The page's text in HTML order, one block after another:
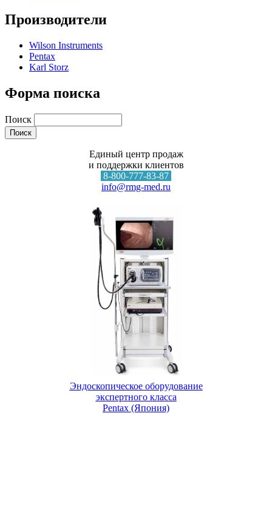
Производители
Wilson Instruments
Pentax
Karl Storz
Форма поиска
Поиск
Единый центр продаж
и поддержки клиентов
8-800-777-83-87
info@rmg-med.ru
Эндоскопическое оборудование
экспертного класса
Pentax (Япония)